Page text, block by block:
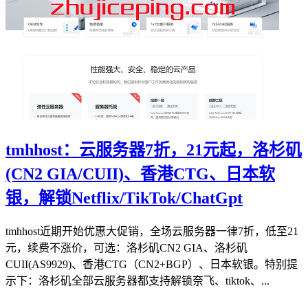
tmhhost：云服务器7折，21元起，洛杉矶
(CN2 GIA/CUII)、香港CTG、日本软
银，解锁Netflix/TikTok/ChatGpt
tmhhost近期开始优惠大促销，全场云服务器一律7折，低至21
元，续费不涨价，可选：洛杉矶CN2 GIA、洛杉矶
CUII(AS9929)、香港CTG（CN2+BGP）、日本软银。特别提
示下：洛杉矶全部云服务器都支持解锁奈飞、tiktok、...